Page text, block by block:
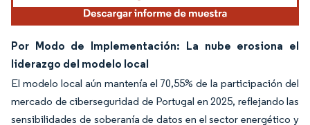
Por Modo de Implementación: La nube erosiona el
liderazgo del modelo local
El modelo local aún mantenía el 70,55% de la participación del
mercado de ciberseguridad de Portugal en 2025, reflejando las
sensibilidades de soberanía de datos en el sector energético y